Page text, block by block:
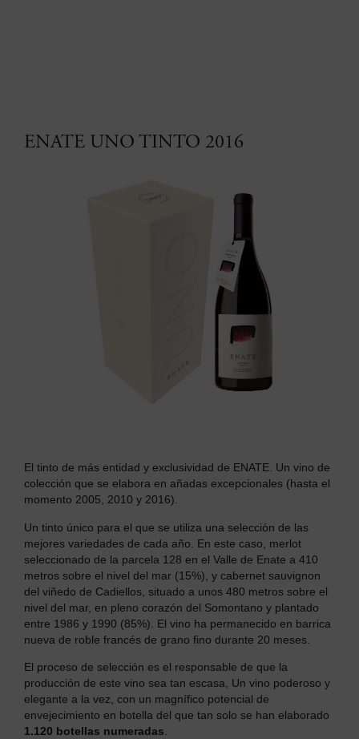
ENATE UNO TINTO 2016
El tinto de más entidad y exclusividad de ENATE. Un vino de
colección que se elabora en añadas excepcionales (hasta el
momento 2005, 2010 y 2016).
Un tinto único para el que se utiliza una selección de las
mejores variedades de cada año. En este caso, merlot
seleccionado de la parcela 128 en el Valle de Enate a 410
metros sobre el nivel del mar (15%), y cabernet sauvignon
del viñedo de Cadiellos, situado a unos 480 metros sobre el
nivel del mar, en pleno corazón del Somontano y plantado
entre 1986 y 1990 (85%). El vino ha permanecido en barrica
nueva de roble francés de grano fino durante 20 meses.
El proceso de selección es el responsable de que la
producción de este vino sea tan escasa, Un vino poderoso y
elegante a la vez, con un magnífico potencial de
envejecimiento en botella del que tan solo se han elaborado
1.120 botellas numeradas.